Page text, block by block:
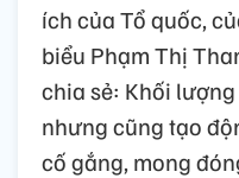
ích của Tổ quốc,
biểu Phạm Thị
chia sẻ: Khối
nhưng cũng tạo
cố gắng, mong